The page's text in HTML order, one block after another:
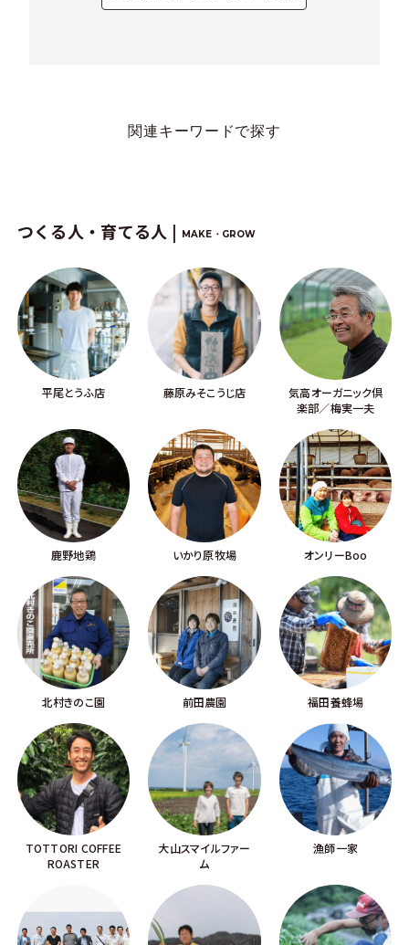
関連キーワードで探す
つくる人・育てる人 | MAKE・GROW
平尾とうふ店 藤原みそこうじ店
気高オーガニック倶
楽部／梅実一夫
鹿野地鶏 いかり原牧場 オンリーBoo
北村きのこ園 前田農園 福田養蜂場
TOTTORI COFFEE
ROASTER
大山スマイルファー
ム
漁師一家